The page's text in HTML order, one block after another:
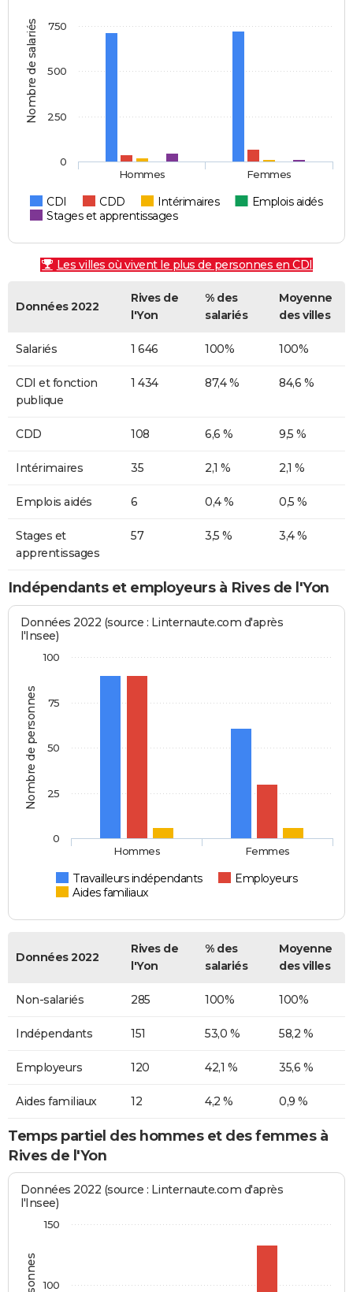
Nombre de salariés
CDI CDD Intérimaires
Emplois aidés
Stages et apprentissages
Hommes Femmes
0
250
500
750
Les villes où vivent le plus de personnes en CDI
Données 2022
Rives de
l'Yon
% des
salariés
Moyenne
des villes
Salariés 1 646 100% 100%
CDI et fonction
publique
1 434 87,4 % 84,6 %
CDD 108 6,6 % 9,5 %
Intérimaires 35 2,1 % 2,1 %
Emplois aidés 6 0,4 % 0,5 %
Stages et
apprentissages
57 3,5 % 3,4 %
Indépendants et employeurs à Rives de l'Yon
Nombre de personnes
Données 2022 (source : Linternaute.com d'après
l'Insee)
Travailleurs indépendants
Employeurs
Aides familiaux
Hommes Femmes
0
25
50
75
100
Données 2022
Rives de
l'Yon
% des
salariés
Moyenne
des villes
Non-salariés 285 100% 100%
Indépendants 151 53,0 % 58,2 %
Employeurs 120 42,1 % 35,6 %
Aides familiaux 12 4,2 % 0,9 %
Temps partiel des hommes et des femmes à
Rives de l'Yon
Données 2022 (source : Linternaute.com d'après
l'Insee)
100
150